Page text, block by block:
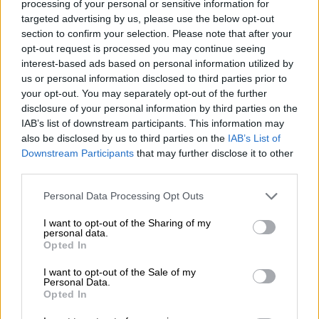
processing of your personal or sensitive information for
targeted advertising by us, please use the below opt-out
section to confirm your selection. Please note that after your
opt-out request is processed you may continue seeing
interest-based ads based on personal information utilized by
us or personal information disclosed to third parties prior to
your opt-out. You may separately opt-out of the further
disclosure of your personal information by third parties on the
IAB’s list of downstream participants. This information may
also be disclosed by us to third parties on the IAB’s List of
Downstream Participants that may further disclose it to other
Please note that this website/app uses one or more Google
not limited to your visit or usage behaviour. You may click to
grant or deny consent to Google and its third-party tags to
use your data for below specified purposes in below Google
consent section.
Personal Data Processing Opt Outs
I want to opt-out of the Sharing of my
personal data.
Opted In
I want to opt-out of the Sale of my
Personal Data.
Opted In
επρόκειτο για ένα αντικείμενο που μοιάζει
μεκβάζαρ».
Κβάζαρ
Τα κβάζαρ δημιουργούνται ότανάφθονες
ποσότητες ύληςπεριβάλλουν υπερμεγέθεις
μαύρες τρύπες όπως αυτή. Αυτή η ύλη
σχηματίζει ένα δίσκο αερίου και σκόνηςπου
ονομάζεται δίσκος προσαύξησης και
σταδιακά τροφοδοτεί τη μαύρη τρύπα. Η
τεράστια βαρυτική επιρροή της μαύρης
τρύπας αναδεύει αυτή την ύλη,
δημιουργώντας έντονες θερμοκρασίες και
προκαλώντας τη λάμψη της.
Επιπλέον, η ύλη που δεν πέφτει στην
υπερμεγέθη μαύρη τρύπα διοχετεύεται